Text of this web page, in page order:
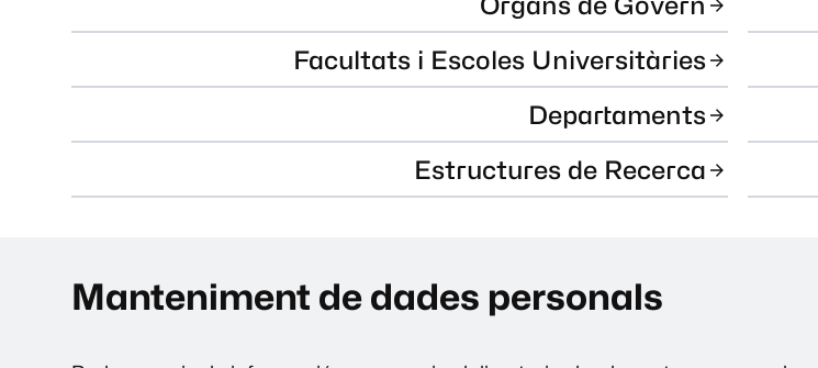
Facultats i Escoles Universitàries
Departaments
Estructures de Recerca
Manteniment de dades personals